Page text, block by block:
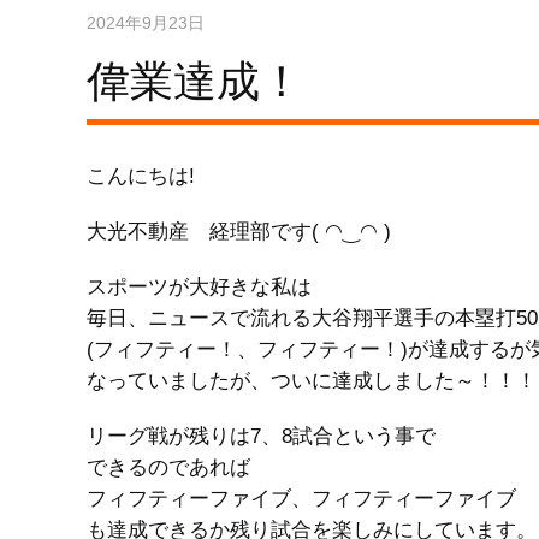
2024年9月23日
偉業達成！
こんにちは!
大光不動産 経理部です( ◠‿◠ )
スポーツが大好きな私は
毎日、ニュースで流れる大谷翔平選手の本塁打
(フィフティー！、フィフティー！)が達成するが
なっていましたが、ついに達成しました～！！！
リーグ戦が残りは7、8試合という事で
できるのであれば
フィフティーファイブ、フィフティーファイブ
も達成できるか残り試合を楽しみにしています。